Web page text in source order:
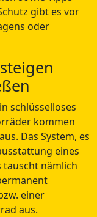
gibt es vor
oder
schlüsselloses
kommen
Das System, es
eines
tauscht nämlich
einer
aus.